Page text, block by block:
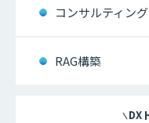
コンサルティング
RAG構築
DX